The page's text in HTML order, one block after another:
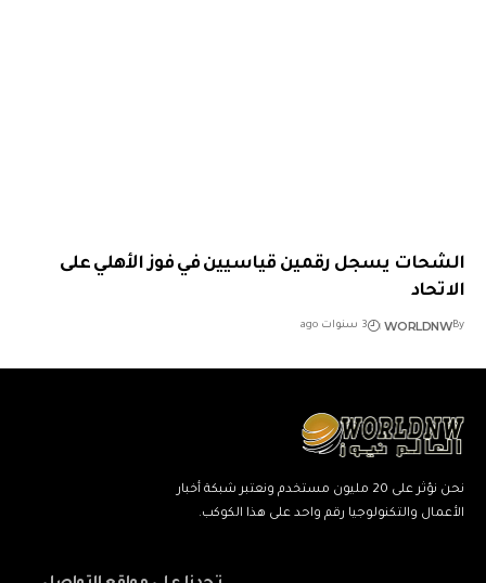
الشحات يسجل رقمين قياسيين في فوز الأهلي على
الاتحاد
By
WORLDNW 3 سنوات ago
نحن نؤثر على 20 مليون مستخدم ونعتبر شبكة أخبار
الأعمال والتكنولوجيا رقم واحد على هذا الكوكب.